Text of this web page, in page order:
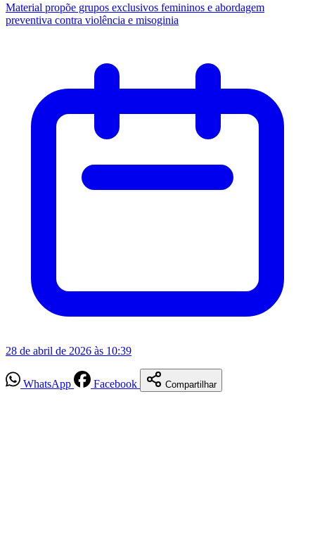
Material propõe grupos exclusivos femininos e abordagem
preventiva contra violência e misoginia
28 de abril de 2026 às 10:39
WhatsApp Facebook Compartilhar